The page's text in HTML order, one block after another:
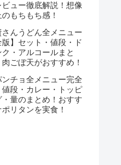
ビュー徹底解説！想像
のもちもち感！
さんうどん全メニュー
版】セット・値段・ド
ク・アルコールまと
ごぼ天がおすすめ！
ンチョ全メニュー完全
値段・カレー・トッピ
・量のまとめ！おすす
リタンを実食！